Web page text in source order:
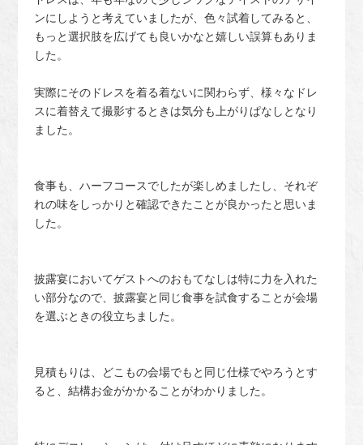
ンにしようと考えていましたが、色々試着してみると、
もっと選択肢を広げても良いかなと嬉しい誤算もありま
した。
実際にそのドレスを着る着ないに関わらず、様々なドレ
スに着替えて撮影するときは気分も上がりぱなしとなり
ました。
食事も、ハーフコースでしたが楽しめましたし、それぞ
れの味をしっかりと確認できたことが良かったと思いま
した。
披露宴においてゲストへのおもてなしは特に力を入れた
い部分なので、披露宴と同じ食事を試食することが会場
を選ぶときの役立ちました。
見積もりは、どこもの会場でもと同じ仕様でやろうとす
ると、結構お金がかかることがわかりました。